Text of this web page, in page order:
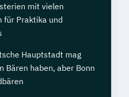
mit vielen
für Praktika und
Hauptstadt mag
Bären haben, aber Bonn